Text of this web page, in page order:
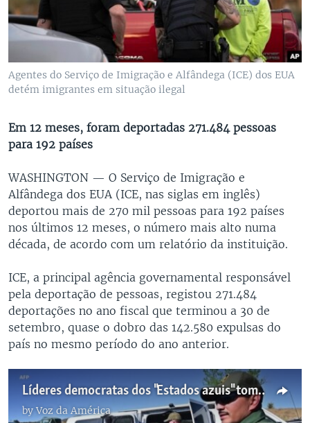
Agentes do Serviço de Imigração e Alfândega (ICE) dos EUA
detém imigrantes em situação ilegal
Em 12 meses, foram deportadas 271.484 pessoas
para 192 países
WASHINGTON — O Serviço de Imigração e
Alfândega dos EUA (ICE, nas siglas em inglês)
deportou mais de 270 mil pessoas para 192 países
nos últimos 12 meses, o número mais alto numa
década, de acordo com um relatório da instituição.
ICE, a principal agência governamental responsável
pela deportação de pessoas, registou 271.484
deportações no ano fiscal que terminou a 30 de
setembro, quase o dobro das 142.580 expulsas do
país no mesmo período do ano anterior.
Líderes democratas dos "Estados azuis" tomam medidas para proteger os imigrantes sem documentos
by Voz da América